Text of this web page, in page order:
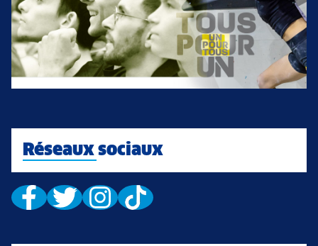
Réseaux sociaux